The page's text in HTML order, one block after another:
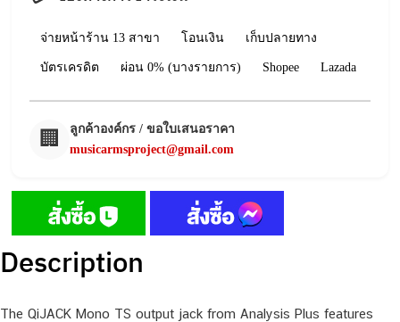
จ่ายหน้าร้าน 13 สาขา โอนเงิน เก็บปลายทาง
บัตรเครดิต ผ่อน 0% (บางรายการ) Shopee Lazada
🏢
ลูกค้าองค์กร / ขอใบเสนอราคา
musicarmsproject@gmail.com
Description
The QiJACK Mono TS output jack from Analysis Plus features